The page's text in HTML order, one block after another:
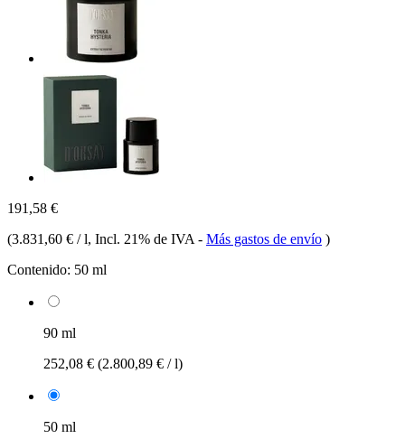
191,58 €
(3.831,60 € / l, Incl. 21% de IVA - Más gastos de envío )
Contenido: 50 ml
90 ml
252,08 € (2.800,89 € / l)
50 ml